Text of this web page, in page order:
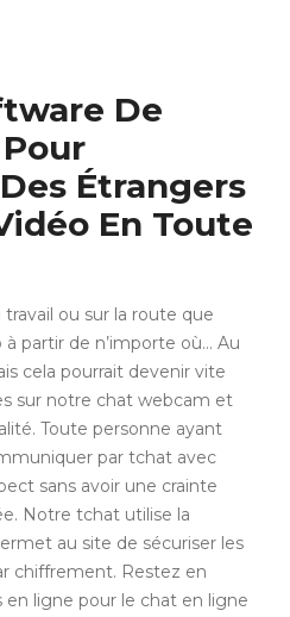
De
Étrangers
En Toute
ou sur la route que
partir de n’importe où… Au
cela pourrait devenir vite
sur notre chat webcam et
Toute personne ayant
par tchat avec
sans avoir une crainte
Notre tchat utilise la
au site de sécuriser les
chiffrement. Restez en
en ligne pour le chat en ligne